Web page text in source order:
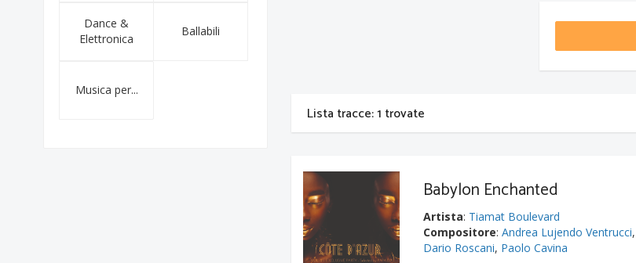
Dance &
Elettronica
Ballabili
Musica per...
Lista tracce: 1 trovate
Babylon Enchanted
Artista: Tiamat Boulevard
Compositore:Andrea Lujendo Ventrucci,
Dario Roscani, Paolo Cavina